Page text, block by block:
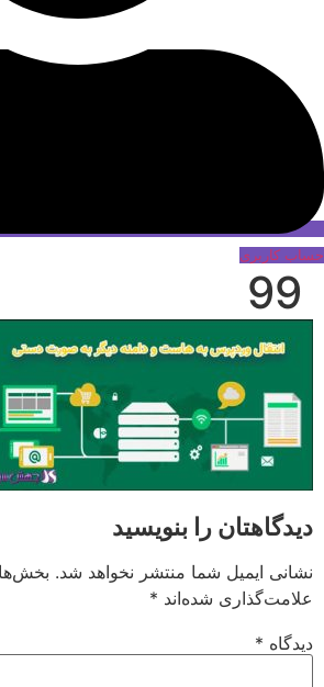
حساب کاربری
99
دیدگاهتان را بنویسید
نشانی ایمیل شما منتشر نخواهد شد.
علامت‌گذاری شده‌اند *
دیدگاه *